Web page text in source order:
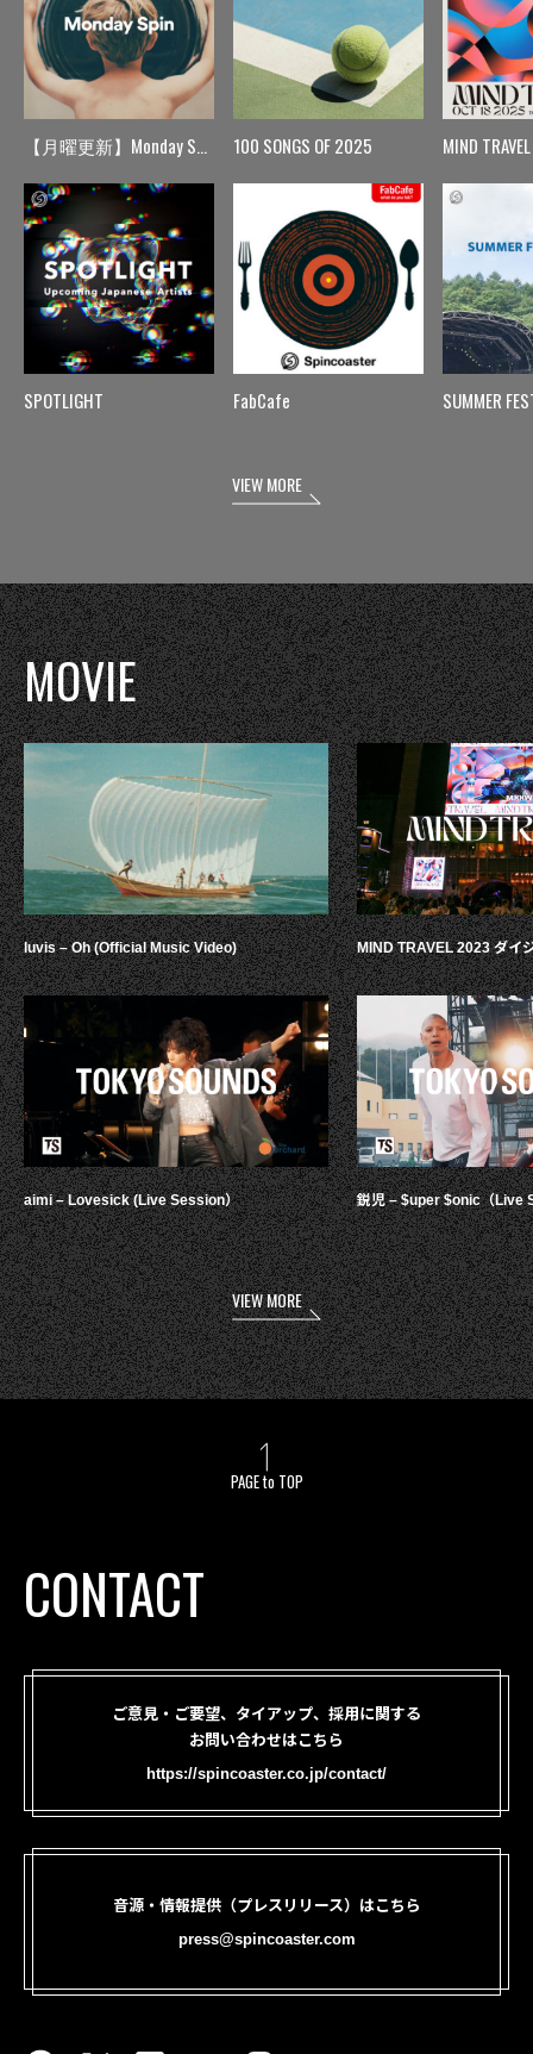
【月曜更新】Monday Spin
SPOTLIGHT
100 SONGS OF 2025
FabCafe
MIND TRAVEL
SUMMER
VIEW MORE
MOVIE
luvis – Oh (Official Music Video)
aimi – Lovesick (Live Session）
MIND TRAVEL 2023 ダイ
鋭児 – $uper $onic（Live
VIEW MORE
PAGE to TOP
CONTACT
ご意見・ご要望、タイアップ、採用に関する
お問い合わせはこちら
https://spincoaster.co.jp/contact/
音源・情報提供（プレスリリース）はこちら
press@spincoaster.com